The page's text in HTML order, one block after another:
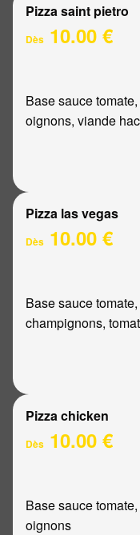
Pizza saint pietro
Dès 10.00 €
Base sauce
oignons, viande
Pizza las vegas
Dès 10.00 €
Base sauce
champignons,
Pizza chicken
Dès 10.00 €
Base sauce
oignons